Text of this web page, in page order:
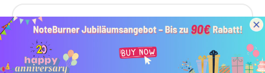
Vorteile:
Detaillierte Anleitungen zum Erstellen Ihres